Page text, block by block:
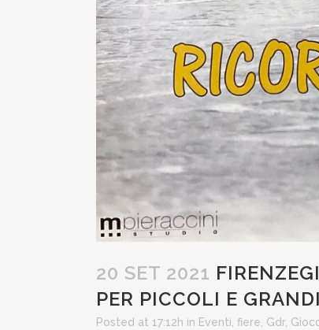
20 SET 2021
PER PICCOLI E
Posted at 17:12h in Eventi, fiere, Gdr,